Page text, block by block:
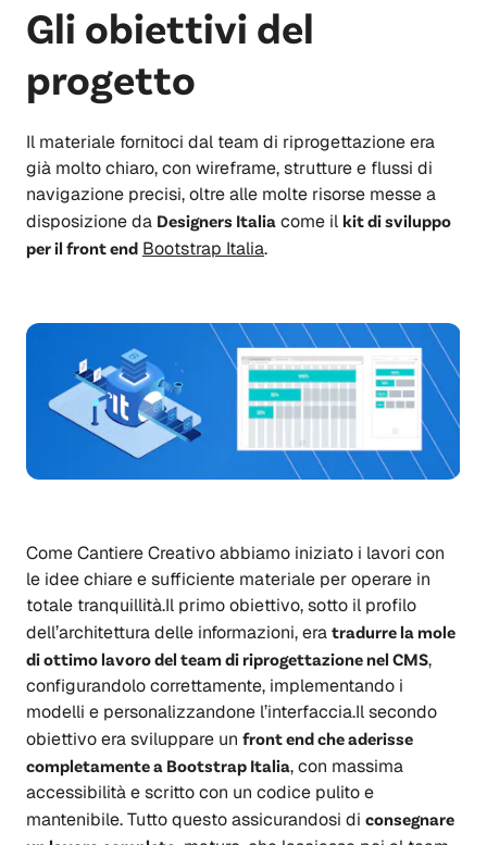
Gli obiettivi del
progetto
Il materiale fornitoci dal team di riprogettazione era
già molto chiaro, con wireframe, strutture e flussi di
navigazione precisi, oltre alle molte risorse messe a
disposizione da Designers Italia come il kit di sviluppo
per il front end Bootstrap Italia.
Come Cantiere Creativo abbiamo iniziato i lavori con
le idee chiare e sufficiente materiale per operare in
totale tranquillità.Il primo obiettivo, sotto il profilo
dell’architettura delle informazioni, era tradurre la mole
di ottimo lavoro del team di riprogettazione nel CMS,
configurandolo correttamente, implementando i
modelli e personalizzandone l’interfaccia.Il secondo
obiettivo era sviluppare un front end che aderisse
completamente a Bootstrap Italia, con massima
accessibilità e scritto con un codice pulito e
mantenibile. Tutto questo assicurandosi di consegnare